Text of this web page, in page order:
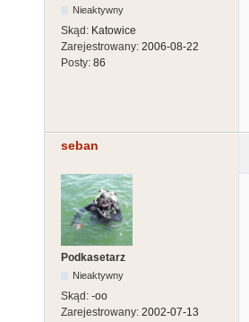
Nieaktywny
Skąd: Katowice
Zarejestrowany: 2006-08-22
Posty: 86
seban
Podkasetarz
Nieaktywny
Skąd: -oo
Zarejestrowany: 2002-07-13